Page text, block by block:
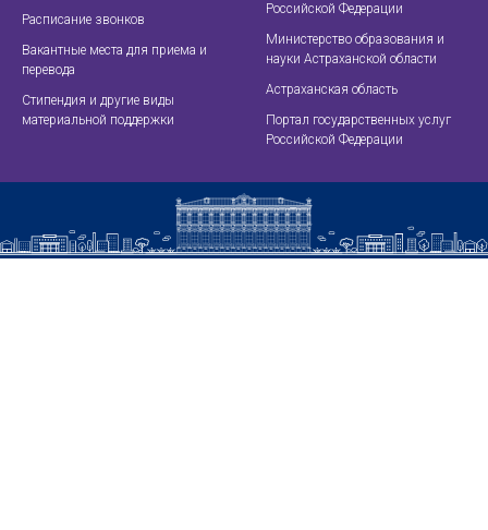
Расписание звонков
Вакантные места для приема и
перевода
Стипендия и другие виды
материальной поддержки
Российской Федерации
Министерство образования и
науки Астраханской области
Астраханская область
Портал государственных услуг
Российской Федерации